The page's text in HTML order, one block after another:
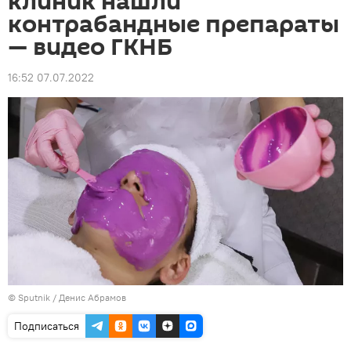
контрабандные препараты
— видео ГКНБ
16:52 07.07.2022
© Sputnik / Денис Абрамов
Подписаться